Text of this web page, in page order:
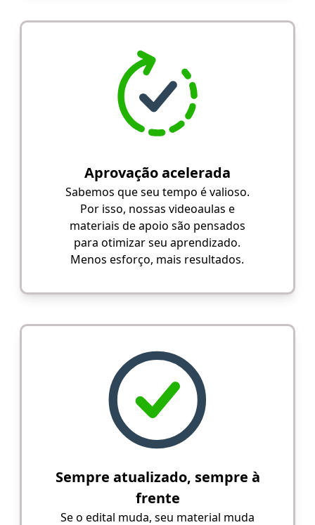
Aprovação acelerada
Sabemos que seu tempo é valioso.
Por isso, nossas videoaulas e
materiais de apoio são pensados
para otimizar seu aprendizado.
Menos esforço, mais resultados.
Sempre atualizado, sempre à
frente
Se o edital muda, seu material muda